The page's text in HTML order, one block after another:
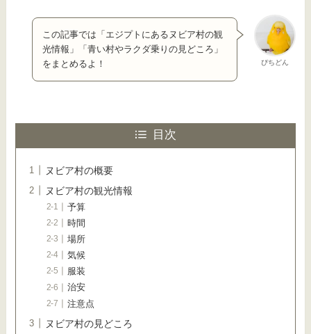
ぴちどん
この記事では「エジプトにあるヌビア村の観
光情報」「青い村やラクダ乗りの見どころ」
をまとめるよ！
目次
ヌビア村の概要
ヌビア村の観光情報
予算
時間
場所
気候
服装
治安
注意点
ヌビア村の見どころ